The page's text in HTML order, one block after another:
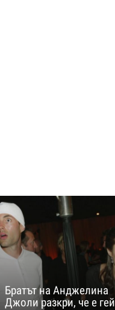
Братът на Анджелина
Джоли разкри, че е гей